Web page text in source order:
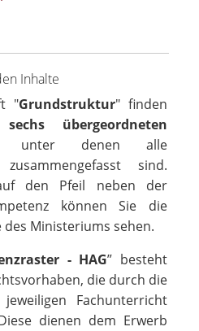
Inhalte
"Grundstruktur" finden
sechs übergeordneten
unter denen alle
zusammengefasst sind.
den Pfeil neben der
können Sie die
Ministeriums sehen.
- HAG” besteht
die durch die
Fachunterricht
dienen dem Erwerb